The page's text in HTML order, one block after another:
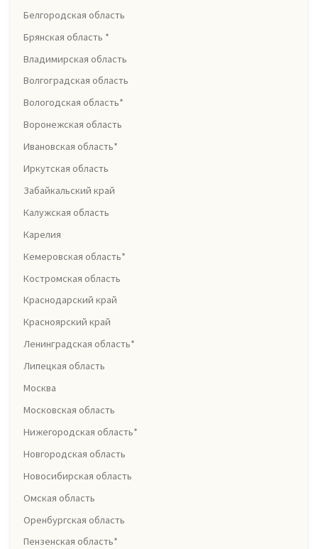
Белгородская область
Брянская область *
Владимирская область
Волгоградская область
Вологодская область*
Воронежская область
Ивановская область*
Иркутская область
Забайкальский край
Калужская область
Карелия
Кемеровская область*
Костромская область
Краснодарский край
Красноярский край
Ленинградская область*
Липецкая область
Москва
Московская область
Нижегородская область*
Новгородская область
Новосибирская область
Омская область
Оренбургская область
Пензенская область*